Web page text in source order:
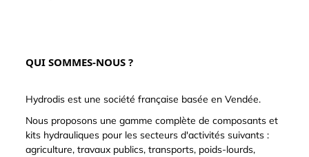
QUI SOMMES-NOUS ?
Hydrodis est une société française basée en Vendée.
Nous proposons une gamme complète de composants et
kits hydrauliques pour les secteurs d'activités suivants :
agriculture, travaux publics, transports, poids-lourds,